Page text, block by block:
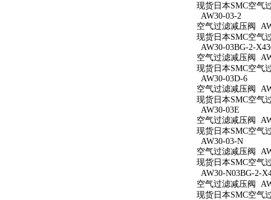
现货日本SMC空气
AW30-03-2
空气过滤减压阀
现货日本SMC空气
AW30-03BG-2-
空气过滤减压阀
现货日本SMC空气
AW30-03D-6
空气过滤减压阀
现货日本SMC空气
AW30-03E
空气过滤减压阀
现货日本SMC空气
AW30-03-N
空气过滤减压阀
现货日本SMC空气
AW30-N03BG-2-
空气过滤减压阀
现货日本SMC空气